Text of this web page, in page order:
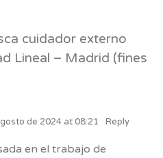
cuidador externo
Lineal – Madrid (fines
de 2024 at 08:21 Reply
en el trabajo de